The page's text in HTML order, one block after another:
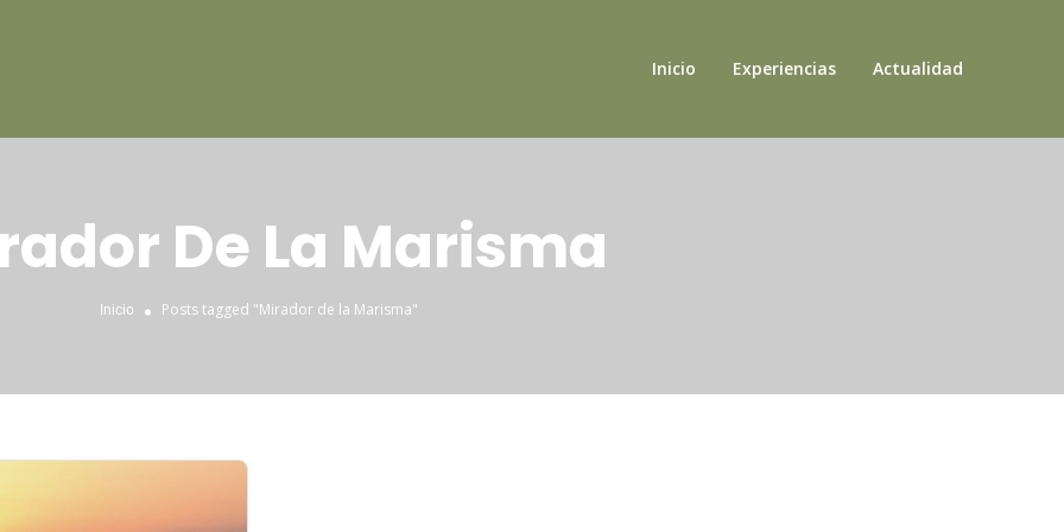
Inicio Experiencias Actualidad
De La Marisma
Inicio Posts tagged "Mirador de la Marisma"